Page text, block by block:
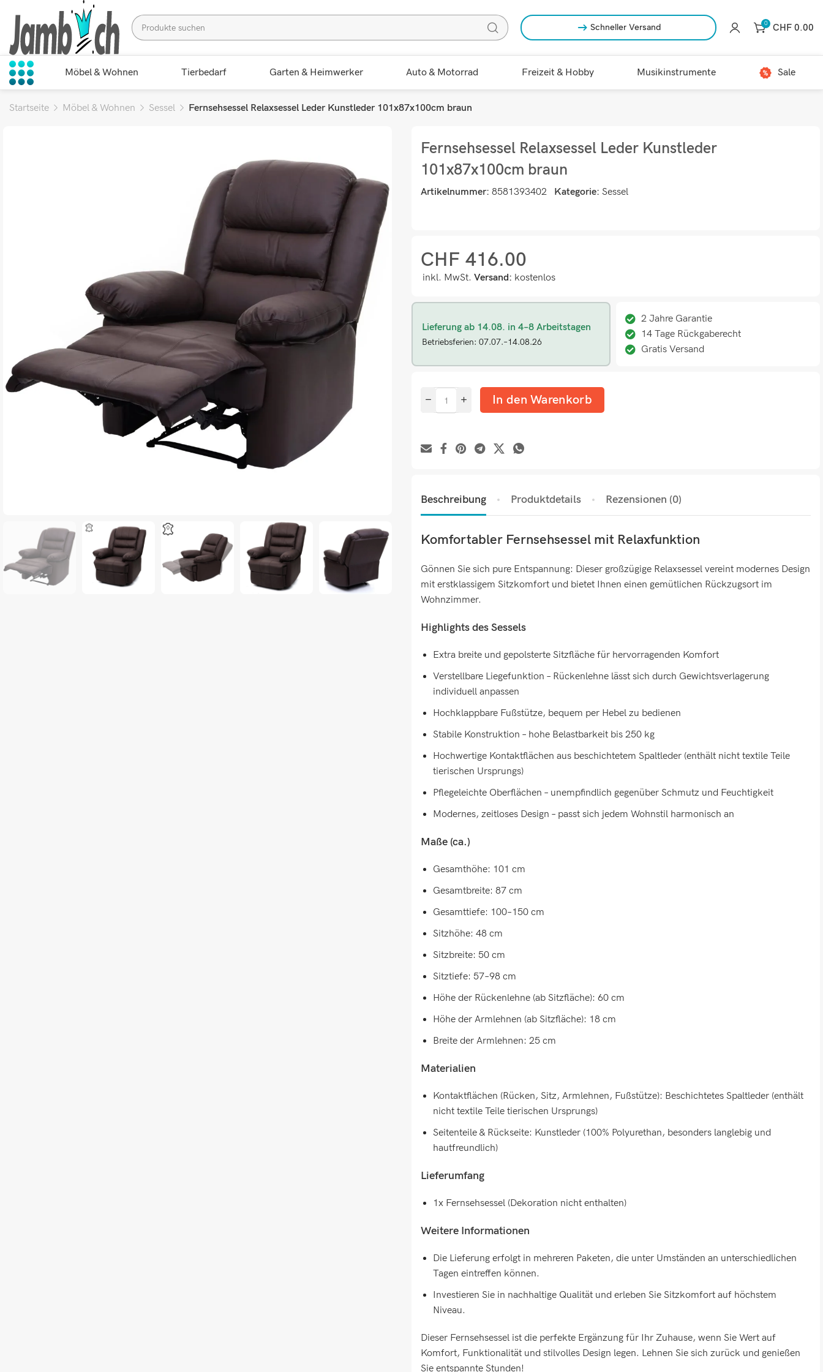
Schneller Versand 0 CHF 0.00
Möbel & Wohnen Tierbedarf Garten & Heimwerker Auto & Motorrad Freizeit & Hobby Musikinstrumente Sale
Startseite Möbel & Wohnen Sessel Fernsehsessel Relaxsessel Leder Kunstleder 101x87x100cm braun
Fernsehsessel Relaxsessel Leder Kunstleder
101x87x100cm braun
Artikelnummer: 8581393402 Kategorie: Sessel
CHF 416.00
inkl. MwSt. Versand: kostenlos
Lieferung ab 14.08. in 4–8 Arbeitstagen
Betriebsferien: 07.07.–14.08.26
2 Jahre Garantie
14 Tage Rückgaberecht
Gratis Versand
In den Warenkorb
Beschreibung Produktdetails Rezensionen (0)
Komfortabler Fernsehsessel mit Relaxfunktion
Gönnen Sie sich pure Entspannung: Dieser großzügige Relaxsessel vereint modernes Design
mit erstklassigem Sitzkomfort und bietet Ihnen einen gemütlichen Rückzugsort im
Wohnzimmer.
Highlights des Sessels
Extra breite und gepolsterte Sitzfläche für hervorragenden Komfort
Verstellbare Liegefunktion – Rückenlehne lässt sich durch Gewichtsverlagerung
individuell anpassen
Hochklappbare Fußstütze, bequem per Hebel zu bedienen
Stabile Konstruktion – hohe Belastbarkeit bis 250 kg
Hochwertige Kontaktflächen aus beschichtetem Spaltleder (enthält nicht textile Teile
tierischen Ursprungs)
Pflegeleichte Oberflächen – unempfindlich gegenüber Schmutz und Feuchtigkeit
Modernes, zeitloses Design – passt sich jedem Wohnstil harmonisch an
Maße (ca.)
Gesamthöhe: 101 cm
Gesamtbreite: 87 cm
Gesamttiefe: 100–150 cm
Sitzhöhe: 48 cm
Sitzbreite: 50 cm
Sitztiefe: 57–98 cm
Höhe der Rückenlehne (ab Sitzfläche): 60 cm
Höhe der Armlehnen (ab Sitzfläche): 18 cm
Breite der Armlehnen: 25 cm
Materialien
Kontaktflächen (Rücken, Sitz, Armlehnen, Fußstütze): Beschichtetes Spaltleder (enthält
nicht textile Teile tierischen Ursprungs)
Seitenteile & Rückseite: Kunstleder (100% Polyurethan, besonders langlebig und
hautfreundlich)
Lieferumfang
1x Fernsehsessel (Dekoration nicht enthalten)
Weitere Informationen
Die Lieferung erfolgt in mehreren Paketen, die unter Umständen an unterschiedlichen
Tagen eintreffen können.
Investieren Sie in nachhaltige Qualität und erleben Sie Sitzkomfort auf höchstem
Niveau.
Dieser Fernsehsessel ist die perfekte Ergänzung für Ihr Zuhause, wenn Sie Wert auf
Komfort, Funktionalität und stilvolles Design legen. Lehnen Sie sich zurück und genießen
Sie entspannte Stunden!